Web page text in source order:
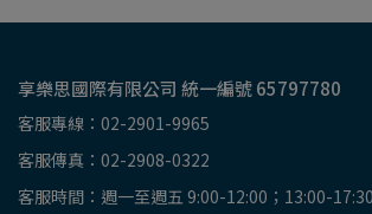
享樂思國際有限公司 統一編號 65797780
客服專線：02-2901-9965
客服傳真：02-2908-0322
客服時間：週一至週五 9:00-12:00；13:00-17:30